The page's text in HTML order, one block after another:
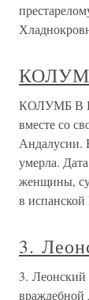
КОЛУМБ В
вместе со
Андалусии.
умерла.
женщины,
в
3.
3. Леонский